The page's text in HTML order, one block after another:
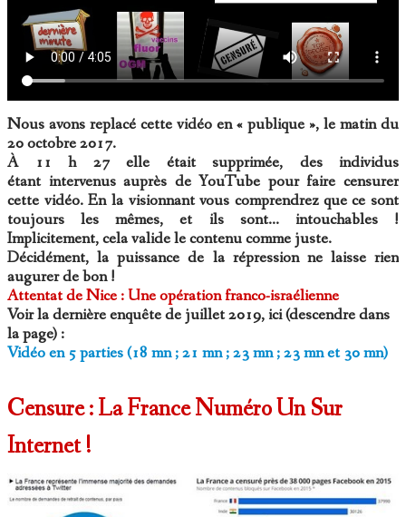
Nous avons replacé cette vidéo en « publique », le matin du
20 octobre 2017.
À 11 h 27 elle était supprimée, des individus
étant intervenus auprès de YouTube pour faire censurer
cette vidéo. En la visionnant vous comprendrez que ce sont
toujours les mêmes, et ils sont... intouchables !
Implicitement, cela valide le contenu comme juste.
Décidément, la puissance de la répression ne laisse rien
augurer de bon !
Attentat de Nice : Une opération franco-israélienne
Voir la dernière enquête de juillet 2019, ici (descendre dans
la page) :
Vidéo en 5 parties (18 mn ; 21 mn ; 23 mn ; 23 mn et 30 mn)
Censure : La France Numéro Un Sur
Internet !